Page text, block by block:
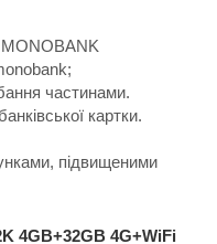
частинами.
картки.
підвищеними
4GB+32GB 4G+WiFi